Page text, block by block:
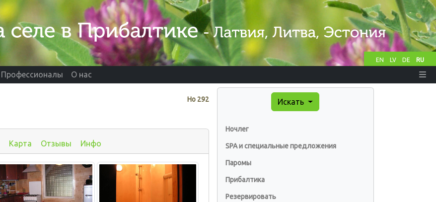
EN LV DE RU
Профессионалы О нас
Нo 292
Карта Отзывы Инфо
Искать
Ночлег
SPA и специальные предложения
Паромы
Прибалтика
Резервировать